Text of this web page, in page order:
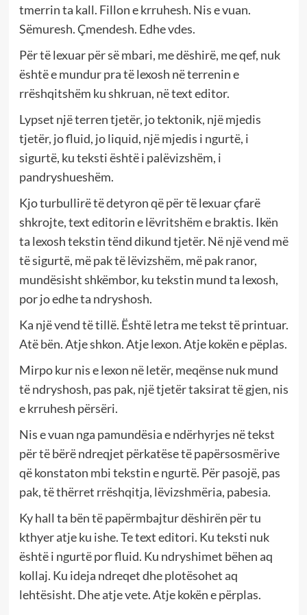
tmerrin ta kall. Fillon e krruhesh. Nis e vuan.
Sëmuresh. Çmendesh. Edhe vdes.
Për të lexuar për së mbari, me dëshirë, me qef, nuk
është e mundur pra të lexosh në terrenin e
rrëshqitshëm ku shkruan, në text editor.
Lypset një terren tjetër, jo tektonik, një mjedis
tjetër, jo fluid, jo liquid, një mjedis i ngurtë, i
sigurtë, ku teksti është i palëvizshëm, i
pandryshueshëm.
Kjo turbullirë të detyron që për të lexuar çfarë
shkrojte, text editorin e lëvritshëm e braktis. Ikën
ta lexosh tekstin tënd dikund tjetër. Në një vend më
të sigurtë, më pak të lëvizshëm, më pak ranor,
mundësisht shkëmbor, ku tekstin mund ta lexosh,
por jo edhe ta ndryshosh.
Ka një vend të tillë. Është letra me tekst të printuar.
Atë bën. Atje shkon. Atje lexon. Atje kokën e pëplas.
Mirpo kur nis e lexon në letër, meqënse nuk mund
të ndryshosh, pas pak, një tjetër taksirat të gjen, nis
e krruhesh përsëri.
Nis e vuan nga pamundësia e ndërhyrjes në tekst
për të bërë ndreqjet përkatëse të papërsosmërive
që konstaton mbi tekstin e ngurtë. Për pasojë, pas
pak, të thërret rrëshqitja, lëvizshmëria, pabesia.
Ky hall ta bën të papërmbajtur dëshirën për tu
kthyer atje ku ishe. Te text editori. Ku teksti nuk
është i ngurtë por fluid. Ku ndryshimet bëhen aq
kollaj. Ku ideja ndreqet dhe plotësohet aq
lehtësisht. Dhe atje vete. Atje kokën e përplas.